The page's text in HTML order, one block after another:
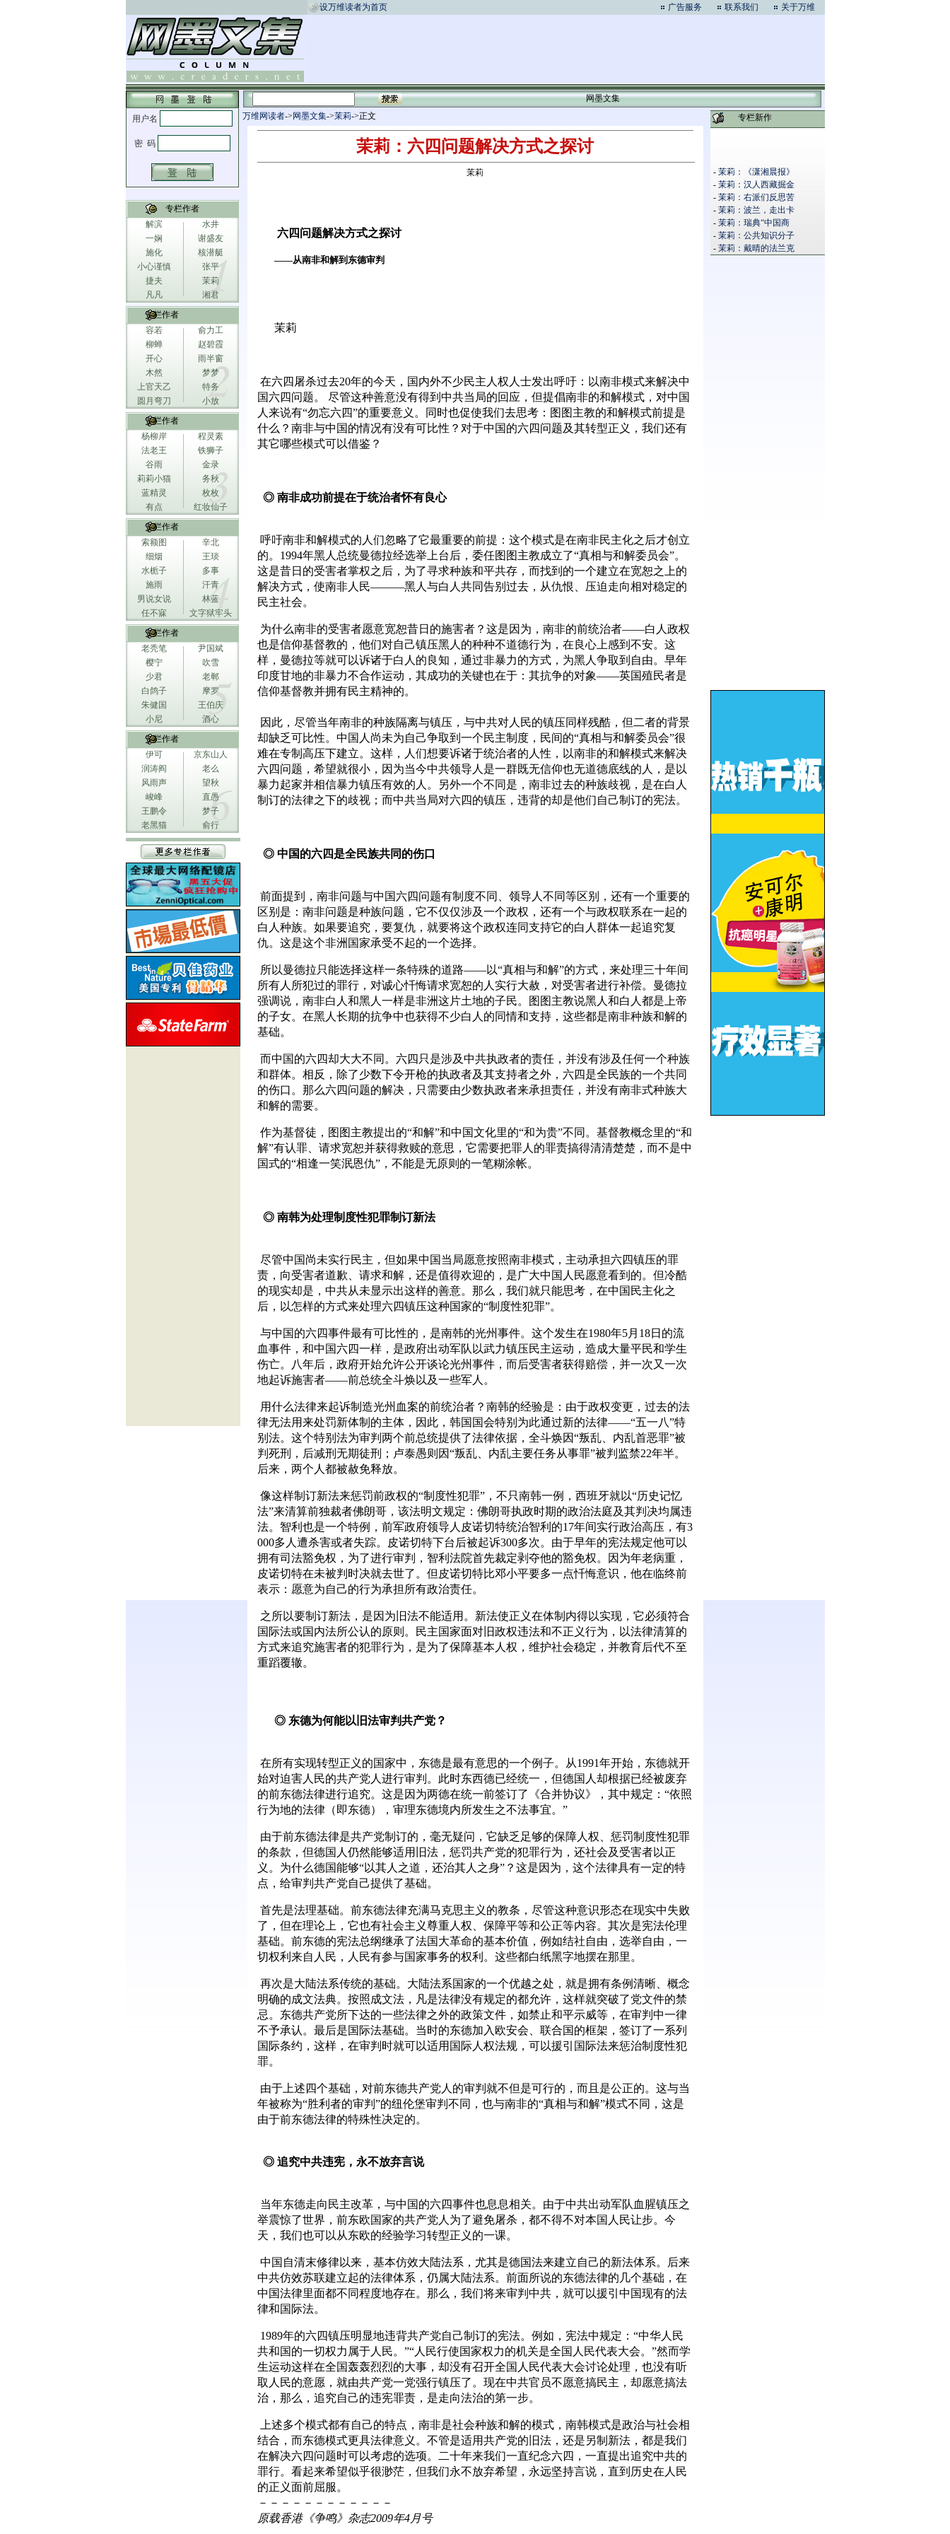
设万维读者为首页 广告服务 联系我们 关于万维
专栏作者
解滨
水井
一娴
谢盛友
施化
核潜艇
小心谨慎
张平
捷夫
茉莉
凡凡
湘君
专栏作者
容若
俞力工
柳蝉
赵碧霞
开心
雨半窗
木然
梦梦
上官天乙
特务
圆月弯刀
小放
专栏作者
杨柳岸
程灵素
法老王
铁狮子
谷雨
金录
莉莉小猫
务秋
蓝精灵
枚枚
有点
红妆仙子
专栏作者
索额图
辛北
细烟
王琰
水栀子
多事
施雨
汗青
男说女说
林蓝
任不寐
文字狱牢头
专栏作者
老秃笔
尹国斌
樱宁
吹雪
少君
老郸
白鸽子
摩罗
朱健国
王伯庆
小尼
酒心
专栏作者
伊可
京东山人
润涛阎
老么
风雨声
望秋
峻峰
直愚
王鹏令
梦子
老黑猫
俞行
网墨文集
万维网读者-> 网墨文集->茉莉->正文 专栏新作
- 茉莉：《潇湘晨报》
- 茉莉：汉人西藏掘金
- 茉莉：右派们反思苦
- 茉莉：波兰，走出卡
- 茉莉：瑞典“中国商
- 茉莉：公共知识分子
- 茉莉：戴晴的法兰克
茉莉：六四问题解决方式之探讨
茉莉
六四问题解决方式之探讨
——从南非和解到东德审判
茉莉
在六四屠杀过去20年的今天，国内外不少民主人权人士发出呼吁：以南非模式来解决中
国六四问题。 尽管这种善意没有得到中共当局的回应，但提倡南非的和解模式，对中国
人来说有“勿忘六四”的重要意义。同时也促使我们去思考：图图主教的和解模式前提是
什么？南非与中国的情况有没有可比性？对于中国的六四问题及其转型正义，我们还有
其它哪些模式可以借鉴？
◎ 南非成功前提在于统治者怀有良心
呼吁南非和解模式的人们忽略了它最重要的前提：这个模式是在南非民主化之后才创立
的。1994年黑人总统曼德拉经选举上台后，委任图图主教成立了“真相与和解委员会”。
这是昔日的受害者掌权之后，为了寻求种族和平共存，而找到的一个建立在宽恕之上的
解决方式，使南非人民———黑人与白人共同告别过去，从仇恨、压迫走向相对稳定的
民主社会。
为什么南非的受害者愿意宽恕昔日的施害者？这是因为，南非的前统治者——白人政权
也是信仰基督教的，他们对自己镇压黑人的种种不道德行为，在良心上感到不安。这
样，曼德拉等就可以诉诸于白人的良知，通过非暴力的方式，为黑人争取到自由。早年
印度甘地的非暴力不合作运动，其成功的关键也在于：其抗争的对象——英国殖民者是
信仰基督教并拥有民主精神的。
因此，尽管当年南非的种族隔离与镇压，与中共对人民的镇压同样残酷，但二者的背景
却缺乏可比性。中国人尚未为自己争取到一个民主制度，民间的“真相与和解委员会”很
难在专制高压下建立。这样，人们想要诉诸于统治者的人性，以南非的和解模式来解决
六四问题，希望就很小，因为当今中共领导人是一群既无信仰也无道德底线的人，是以
暴力起家并相信暴力镇压有效的人。另外一个不同是，南非过去的种族歧视，是在白人
制订的法律之下的歧视；而中共当局对六四的镇压，违背的却是他们自己制订的宪法。
◎ 中国的六四是全民族共同的伤口
前面提到，南非问题与中国六四问题有制度不同、领导人不同等区别，还有一个重要的
区别是：南非问题是种族问题，它不仅仅涉及一个政权，还有一个与政权联系在一起的
白人种族。如果要追究，要复仇，就要将这个政权连同支持它的白人群体一起追究复
仇。这是这个非洲国家承受不起的一个选择。
所以曼德拉只能选择这样一条特殊的道路——以“真相与和解”的方式，来处理三十年间
所有人所犯过的罪行，对诚心忏悔请求宽恕的人实行大赦，对受害者进行补偿。曼德拉
强调说，南非白人和黑人一样是非洲这片土地的子民。图图主教说黑人和白人都是上帝
的子女。在黑人长期的抗争中也获得不少白人的同情和支持，这些都是南非种族和解的
基础。
而中国的六四却大大不同。六四只是涉及中共执政者的责任，并没有涉及任何一个种族
和群体。相反，除了少数下令开枪的执政者及其支持者之外，六四是全民族的一个共同
的伤口。那么六四问题的解决，只需要由少数执政者来承担责任，并没有南非式种族大
和解的需要。
作为基督徒，图图主教提出的“和解”和中国文化里的“和为贵”不同。基督教概念里的“和
解”有认罪、请求宽恕并获得救赎的意思，它需要把罪人的罪责搞得清清楚楚，而不是中
国式的“相逢一笑泯恩仇”，不能是无原则的一笔糊涂帐。
◎ 南韩为处理制度性犯罪制订新法
尽管中国尚未实行民主，但如果中国当局愿意按照南非模式，主动承担六四镇压的罪
责，向受害者道歉、请求和解，还是值得欢迎的，是广大中国人民愿意看到的。但冷酷
的现实却是，中共从未显示出这样的善意。那么，我们就只能思考，在中国民主化之
后，以怎样的方式来处理六四镇压这种国家的“制度性犯罪”。
与中国的六四事件最有可比性的，是南韩的光州事件。这个发生在1980年5月18日的流
血事件，和中国六四一样，是政府出动军队以武力镇压民主运动，造成大量平民和学生
伤亡。八年后，政府开始允许公开谈论光州事件，而后受害者获得赔偿，并一次又一次
地起诉施害者——前总统全斗焕以及一些军人。
用什么法律来起诉制造光州血案的前统治者？南韩的经验是：由于政权变更，过去的法
律无法用来处罚新体制的主体，因此，韩国国会特别为此通过新的法律——“五一八”特
别法。这个特别法为审判两个前总统提供了法律依据，全斗焕因“叛乱、内乱首恶罪”被
判死刑，后减刑无期徒刑；卢泰愚则因“叛乱、内乱主要任务从事罪”被判监禁22年半。
后来，两个人都被赦免释放。
像这样制订新法来惩罚前政权的“制度性犯罪”，不只南韩一例，西班牙就以“历史记忆
法”来清算前独裁者佛朗哥，该法明文规定：佛朗哥执政时期的政治法庭及其判决均属违
法。智利也是一个特例，前军政府领导人皮诺切特统治智利的17年间实行政治高压，有3
000多人遭杀害或者失踪。皮诺切特下台后被起诉300多次。由于早年的宪法规定他可以
拥有司法豁免权，为了进行审判，智利法院首先裁定剥夺他的豁免权。因为年老病重，
皮诺切特在未被判时决就去世了。但皮诺切特比邓小平要多一点忏悔意识，他在临终前
表示：愿意为自己的行为承担所有政治责任。
之所以要制订新法，是因为旧法不能适用。新法使正义在体制内得以实现，它必须符合
国际法或国内法所公认的原则。民主国家面对旧政权违法和不正义行为，以法律清算的
方式来追究施害者的犯罪行为，是为了保障基本人权，维护社会稳定，并教育后代不至
重蹈覆辙。
◎ 东德为何能以旧法审判共产党？
在所有实现转型正义的国家中，东德是最有意思的一个例子。从1991年开始，东德就开
始对迫害人民的共产党人进行审判。此时东西德已经统一，但德国人却根据已经被废弃
的前东德法律进行追究。这是因为两德在统一前签订了《合并协议》，其中规定：“依照
行为地的法律（即东德），审理东德境内所发生之不法事宜。”
由于前东德法律是共产党制订的，毫无疑问，它缺乏足够的保障人权、惩罚制度性犯罪
的条款，但德国人仍然能够适用旧法，惩罚共产党的犯罪行为，还社会及受害者以正
义。为什么德国能够“以其人之道，还治其人之身”？这是因为，这个法律具有一定的特
点，给审判共产党自己提供了基础。
首先是法理基础。前东德法律充满马克思主义的教条，尽管这种意识形态在现实中失败
了，但在理论上，它也有社会主义尊重人权、保障平等和公正等内容。其次是宪法伦理
基础。前东德的宪法总纲继承了法国大革命的基本价值，例如结社自由，选举自由，一
切权利来自人民，人民有参与国家事务的权利。这些都白纸黑字地摆在那里。
再次是大陆法系传统的基础。大陆法系国家的一个优越之处，就是拥有条例清晰、概念
明确的成文法典。按照成文法，凡是法律没有规定的都允许，这样就突破了党文件的禁
忌。东德共产党所下达的一些法律之外的政策文件，如禁止和平示威等，在审判中一律
不予承认。最后是国际法基础。当时的东德加入欧安会、联合国的框架，签订了一系列
国际条约，这样，在审判时就可以适用国际人权法规，可以援引国际法来惩治制度性犯
罪。
由于上述四个基础，对前东德共产党人的审判就不但是可行的，而且是公正的。这与当
年被称为“胜利者的审判”的纽伦堡审判不同，也与南非的“真相与和解”模式不同，这是
由于前东德法律的特殊性决定的。
◎ 追究中共违宪，永不放弃言说
当年东德走向民主改革，与中国的六四事件也息息相关。由于中共出动军队血腥镇压之
举震惊了世界，前东欧国家的共产党人为了避免屠杀，都不得不对本国人民让步。今
天，我们也可以从东欧的经验学习转型正义的一课。
中国自清末修律以来，基本仿效大陆法系，尤其是德国法来建立自己的新法体系。后来
中共仿效苏联建立起的法律体系，仍属大陆法系。前面所说的东德法律的几个基础，在
中国法律里面都不同程度地存在。那么，我们将来审判中共，就可以援引中国现有的法
律和国际法。
1989年的六四镇压明显地违背共产党自己制订的宪法。例如，宪法中规定：“中华人民
共和国的一切权力属于人民。”“人民行使国家权力的机关是全国人民代表大会。”然而学
生运动这样在全国轰轰烈烈的大事，却没有召开全国人民代表大会讨论处理，也没有听
取人民的意愿，就由共产党一党强行镇压了。现在中共官员不愿意搞民主，却愿意搞法
治，那么，追究自己的违宪罪责，是走向法治的第一步。
上述多个模式都有自己的特点，南非是社会种族和解的模式，南韩模式是政治与社会相
结合，而东德模式更具法律意义。不管是适用共产党的旧法，还是另制新法，都是我们
在解决六四问题时可以考虑的选项。二十年来我们一直纪念六四，一直提出追究中共的
罪行。看起来希望似乎很渺茫，但我们永不放弃希望，永远坚持言说，直到历史在人民
的正义面前屈服。
－－－－－－－－－－－－
原载香港《争鸣》杂志2009年4月号